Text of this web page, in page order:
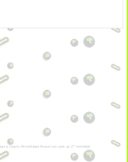
и спорта Республики Казахстан срок до 27 сентября